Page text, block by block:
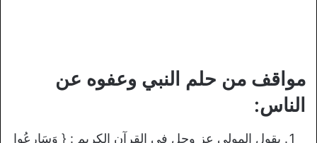
مواقف من حلم النبي وعفوه عن
الناس:
يقول المولى عز وجل في القرآن الكريم : { وَسَارِعُوا